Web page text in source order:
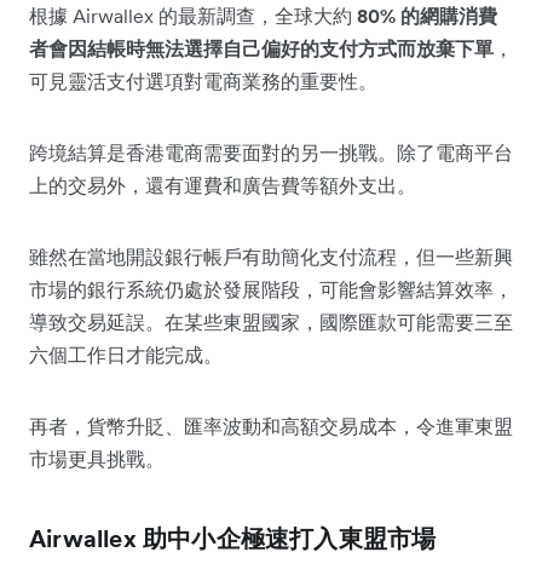
根據 Airwallex 的最新調查，全球大約 80% 的網購消費
者會因結帳時無法選擇自己偏好的支付方式而放棄下單 ，
可見靈活支付選項對電商業務的重要性。
跨境結算是香港電商需要面對的另一挑戰。除了電商平台
上的交易外，還有運費和廣告費等額外支出。
雖然在當地開設銀行帳戶有助簡化支付流程，但一些新興
市場的銀行系統仍處於發展階段，可能會影響結算效率，
導致交易延誤。在某些東盟國家，國際匯款可能需要三至
六個工作日才能完成。
再者，貨幣升貶、匯率波動和高額交易成本，令進軍東盟
市場更具挑戰。
Airwallex 助中小企極速打入東盟市場